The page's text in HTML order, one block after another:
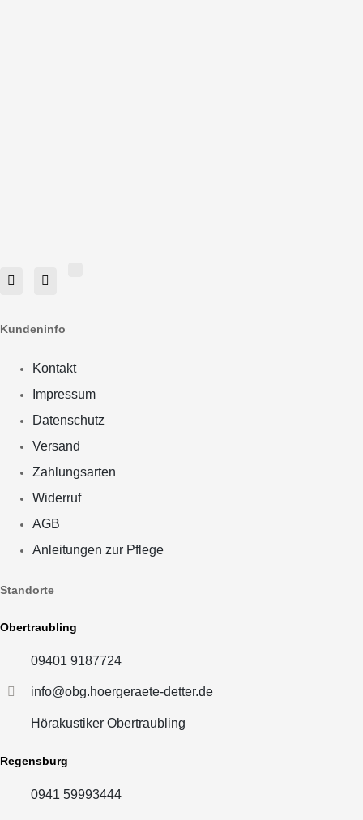
Kundeninfo
Kontakt
Impressum
Datenschutz
Versand
Zahlungsarten
Widerruf
AGB
Anleitungen zur Pflege
Standorte
Obertraubling
09401 9187724
info@obg.hoergeraete-detter.de
Hörakustiker Obertraubling
Regensburg
0941 59993444